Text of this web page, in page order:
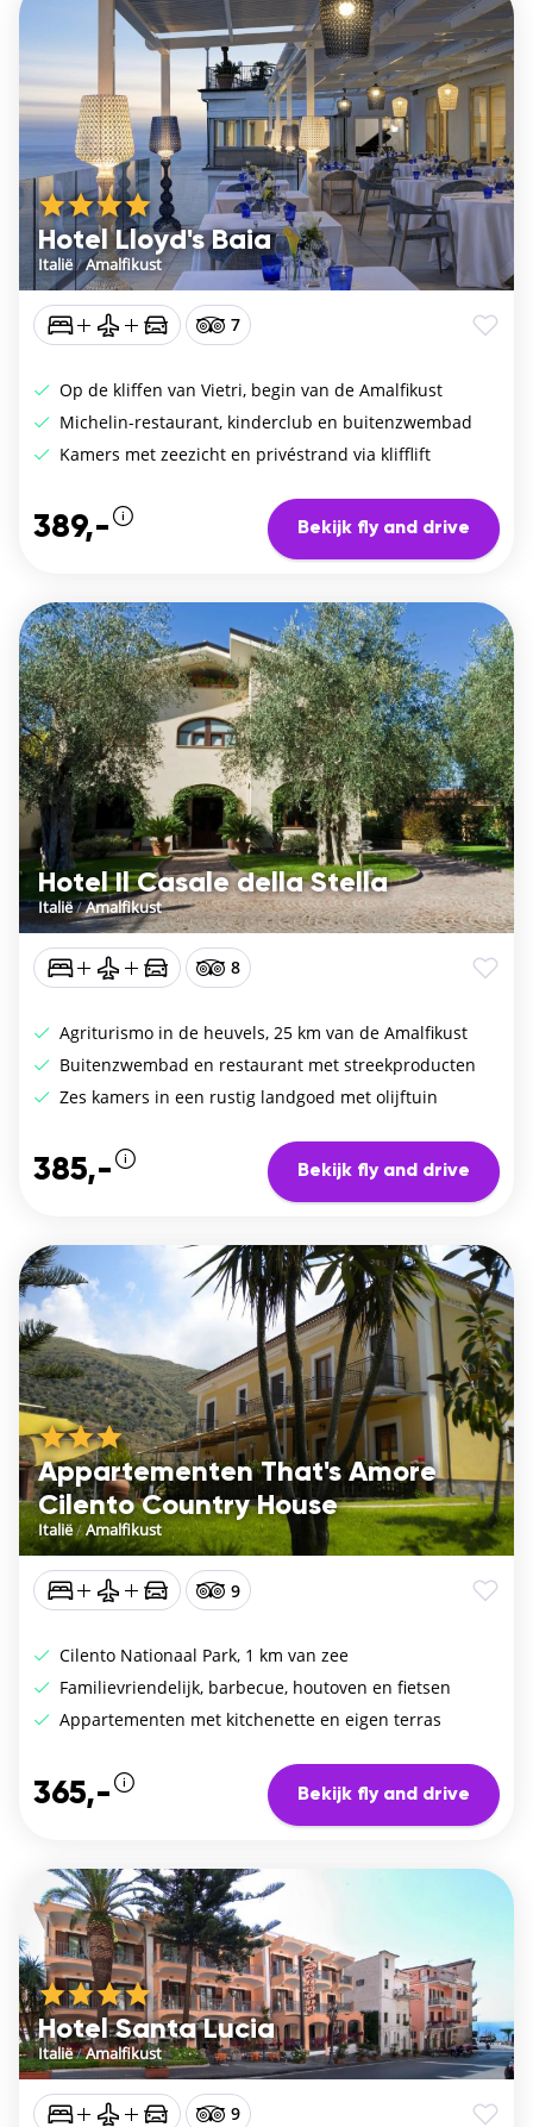
Hotel Lloyd's Baia
Italië /Amalfikust
7
Op de kliffen van Vietri, begin van de Amalfikust
Michelin-restaurant, kinderclub en buitenzwembad
Kamers met zeezicht en privéstrand via klifflift
389,- Bekijk fly and drive
Hotel Il Casale della Stella
Italië/Amalfikust
8
Agriturismo in de heuvels, 25 km van de Amalfikust
Buitenzwembad en restaurant met streekproducten
Zes kamers in een rustig landgoed met olijftuin
385,- Bekijk fly and drive
Appartementen That's Amore
Cilento Country House
Italië/Amalfikust
9
Cilento Nationaal Park, 1 km van zee
Familievriendelijk, barbecue, houtoven en fietsen
Appartementen met kitchenette en eigen terras
365,- Bekijk fly and drive
Hotel Santa Lucia
Italië/Amalfikust
9